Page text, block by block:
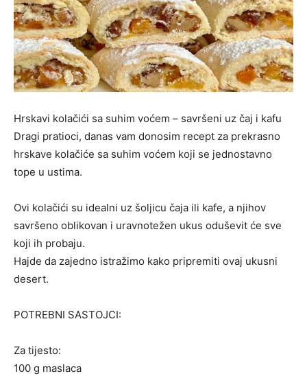
Hrskavi kolačići sa suhim voćem – savršeni uz čaj i kafu
Dragi pratioci, danas vam donosim recept za prekrasno
hrskave kolačiće sa suhim voćem koji se jednostavno
tope u ustima.
Ovi kolačići su idealni uz šoljicu čaja ili kafe, a njihov
savršeno oblikovan i uravnotežen ukus oduševit će sve
koji ih probaju.
Hajde da zajedno istražimo kako pripremiti ovaj ukusni
desert.
POTREBNI SASTOJCI:
Za tijesto:
100 g maslaca